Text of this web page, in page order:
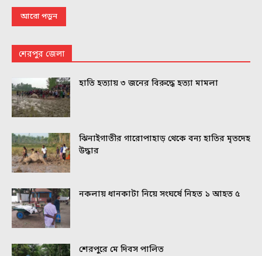
আরো পড়ুন
শেরপুর জেলা
হাতি হত্যায় ৩ জনের বিরুদ্ধে হত্যা মামলা
ঝিনাইগাতীর গারোপাহাড় থেকে বন্য হাতির মৃতদেহ
উদ্ধার
নকলায় ধানকাটা নিয়ে সংঘর্ষে নিহত ১ আহত ৫
শেরপুরে মে দিবস পালিত